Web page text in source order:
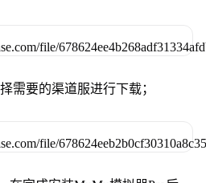
需要的渠道服进行下载；